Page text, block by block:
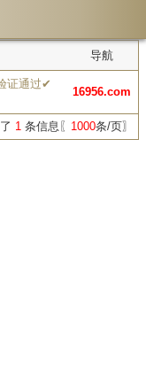
导航
证通过✔
16956.com
1 条信息〖 1000条/页〗